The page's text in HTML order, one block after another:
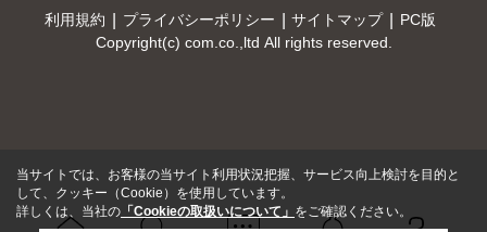
利用規約 プライバシーポリシー サイトマップ
PC版
Copyright(c) com.co.,ltd All rights reserved.
当サイトでは、お客様の当サイト利用状況把握、サービス向上検討を目的と
して、クッキー（Cookie）を使用しています。
詳しくは、当社の 「Cookieの取扱いについて」 をご確認ください。